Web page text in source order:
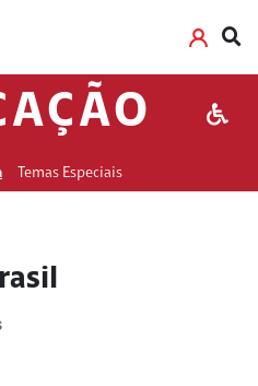
Temas Especiais